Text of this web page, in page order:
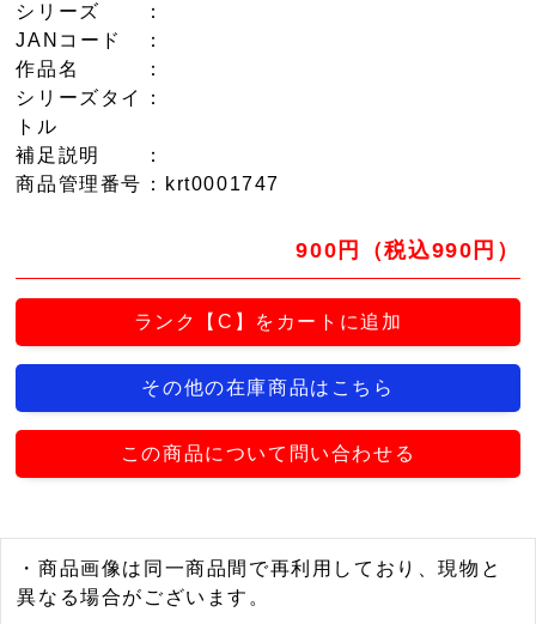
シリーズ
：
JANコード
：
作品名
：
シリーズタイ
トル
：
補足説明
：
商品管理番号 ：krt0001747
900円（税込990円）
ランク【C】をカートに追加
その他の在庫商品はこちら
この商品について問い合わせる
・商品画像は同一商品間で再利用しており、現物と
異なる場合がございます。